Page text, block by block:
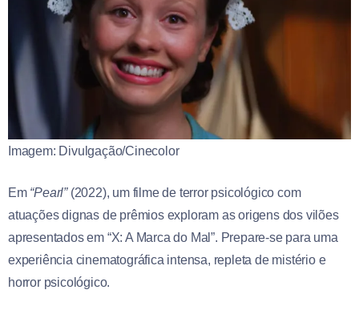
Imagem: Divulgação/Cinecolor
Em “Pearl”(2022), um filme de terror psicológico com
atuações dignas de prêmios exploram as origens dos vilões
apresentados em “X: A Marca do Mal”. Prepare-se para uma
experiência cinematográfica intensa, repleta de mistério e
horror psicológico.